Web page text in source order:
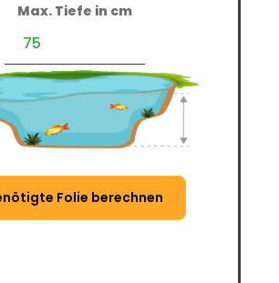
Max. Tiefe in cm
Folie berechnen